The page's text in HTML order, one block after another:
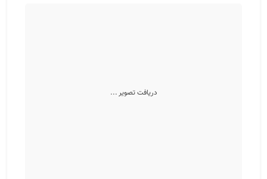
هاردباکس را در اختیار دارند اما به دستگاه برش وی‌کات صنعتی یا
خط تولید لبه‌تیز مجهز نیستند؛ به همین دلیل بخش برش زاویه‌دار